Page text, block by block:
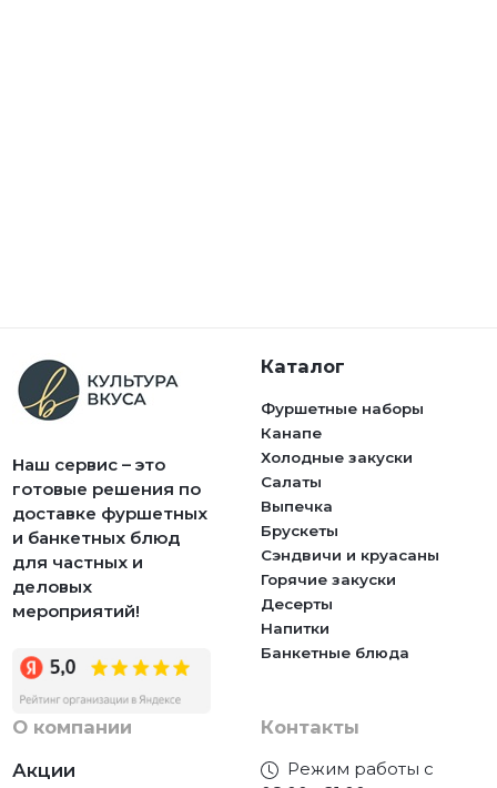
Наш сервис – это
готовые решения по
доставке фуршетных
и банкетных блюд
для частных и
деловых
мероприятий!
Каталог
Фуршетные наборы
Канапе
Холодные закуски
Салаты
Выпечка
Брускеты
Сэндвичи и круасаны
Горячие закуски
Десерты
Напитки
Банкетные блюда
О компании
Акции
Контакты
Режим работы с